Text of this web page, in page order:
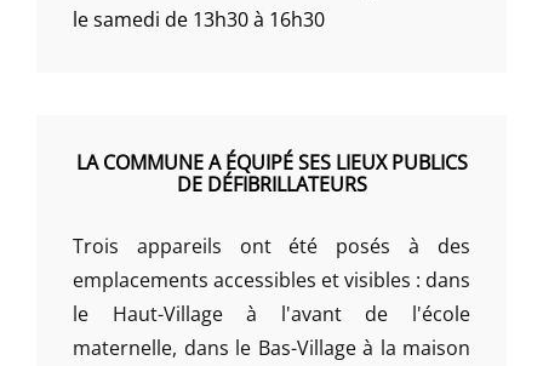
le samedi de 13h30 à 16h30
LA COMMUNE A ÉQUIPÉ SES LIEUX PUBLICS
DE DÉFIBRILLATEURS
Trois appareils ont été posés à des
emplacements accessibles et visibles : dans
le Haut-Village à l'avant de l'école
maternelle, dans le Bas-Village à la maison